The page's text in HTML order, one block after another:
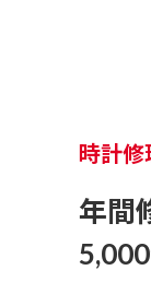
時計修
年間